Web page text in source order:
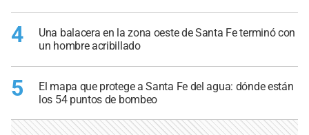
4
Una balacera en la zona oeste de Santa Fe terminó con
un hombre acribillado
5
El mapa que protege a Santa Fe del agua: dónde están
los 54 puntos de bombeo